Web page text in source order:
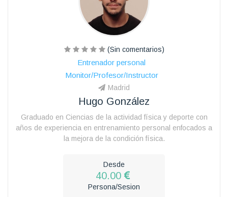
(Sin comentarios)
Entrenador personal
Monitor/Profesor/Instructor
Madrid
Hugo González
Graduado en Ciencias de la actividad física y deporte con
años de experiencia en entrenamiento personal enfocados a
la mejora de la condición física.
Desde
40.00
Persona/Sesion